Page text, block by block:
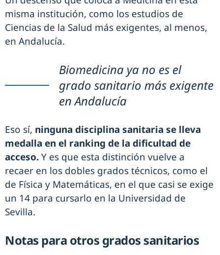
misma institución, como los estudios de
Ciencias de la Salud más exigentes, al menos,
en Andalucía.
Biomedicina ya no es el
grado sanitario más exigente
en Andalucía
Eso sí, ninguna disciplina sanitaria se lleva
medalla en el ranking de la dificultad de
acceso.Y es que esta distinción vuelve a
recaer en los dobles grados técnicos, como el
de Física y Matemáticas, en el que casi se exige
un 14 para cursarlo en la Universidad de
Sevilla.
Notas para otros grados sanitarios